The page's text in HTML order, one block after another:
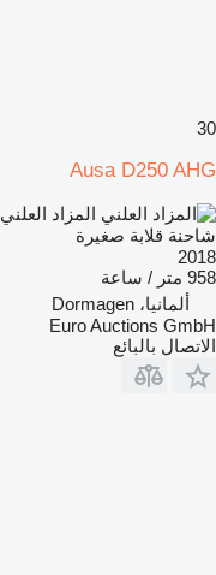
30
Ausa D250 AHG
المزاد العلني
شاحنة قلابة صغيرة
2018
958 متر / ساعة
ألمانيا، Dormagen
Euro Auctions GmbH
الاتصال بالبائع